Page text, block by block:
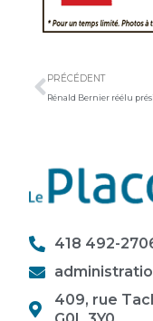
PRÉCÉDENT
418 492-
409, rue